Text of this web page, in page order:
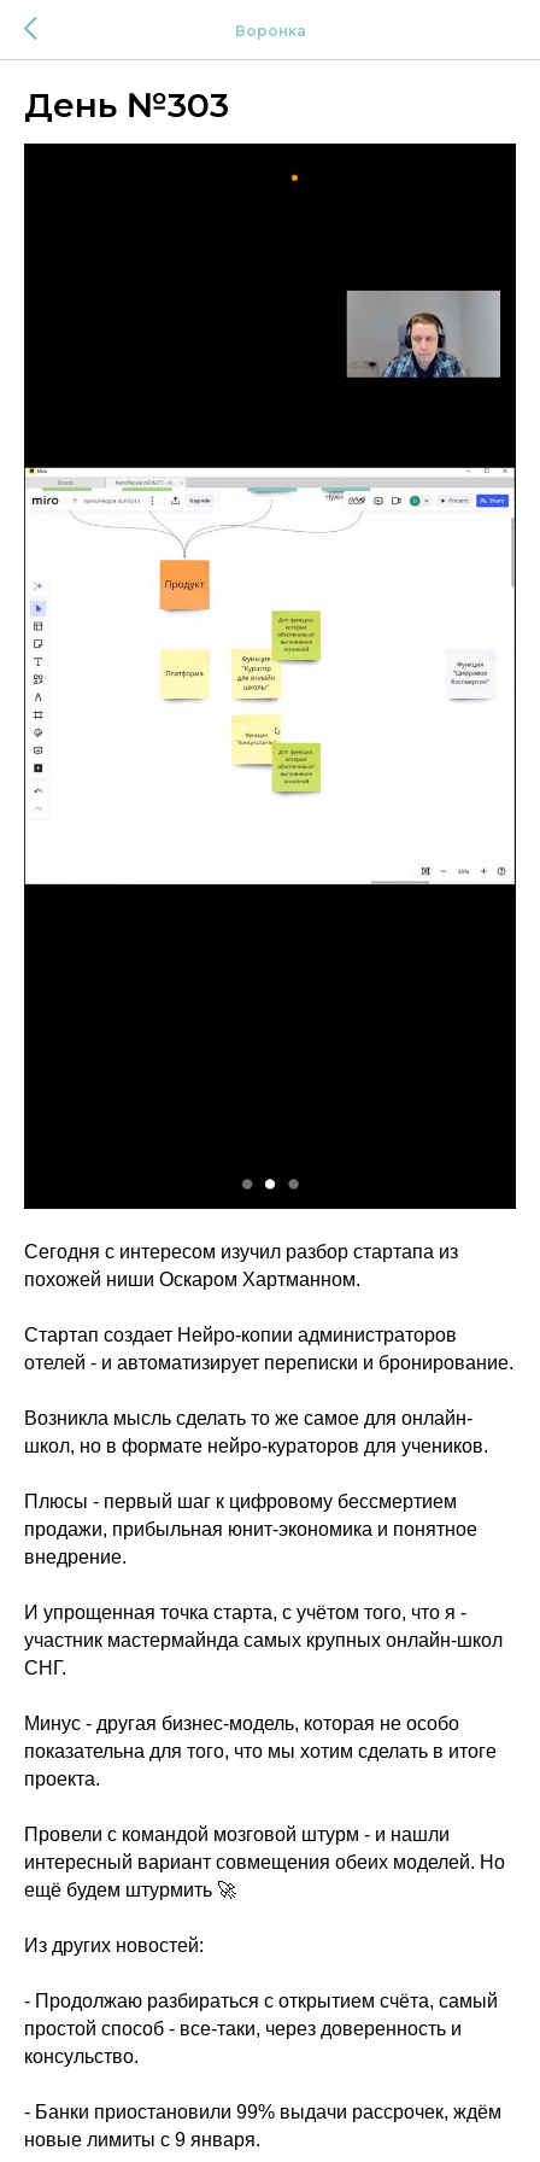
Воронка
День №303
Сегодня с интересом изучил разбор стартапа из
похожей ниши Оскаром Хартманном.
Стартап создает Нейро-копии администраторов
отелей - и автоматизирует переписки и бронирование.
Возникла мысль сделать то же самое для онлайн-
школ, но в формате нейро-кураторов для учеников.
Плюсы - первый шаг к цифровому бессмертием
продажи, прибыльная юнит-экономика и понятное
внедрение.
И упрощенная точка старта, с учётом того, что я -
участник мастермайнда самых крупных онлайн-школ
СНГ.
Минус - другая бизнес-модель, которая не особо
показательна для того, что мы хотим сделать в итоге
проекта.
Провели с командой мозговой штурм - и нашли
интересный вариант совмещения обеих моделей. Но
ещё будем штурмить 🚀
Из других новостей:
- Продолжаю разбираться с открытием счёта, самый
простой способ - все-таки, через доверенность и
консульство.
- Банки приостановили 99% выдачи рассрочек, ждём
новые лимиты с 9 января.